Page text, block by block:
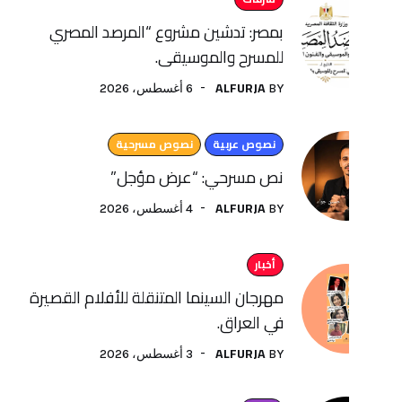
بمصر: تدشين مشروع “المرصد المصري
للمسرح والموسيقى.
ALFURJA 6 أغسطس، 2026
نصوص عربية نصوص مسرحية
نص مسرحي: “عرض مؤجل”
BY
ALFURJA 4 أغسطس، 2026
أخبار
مهرجان السينما المتنقلة للأفلام القصيرة
في العراق.
BY
ALFURJA 3 أغسطس، 2026